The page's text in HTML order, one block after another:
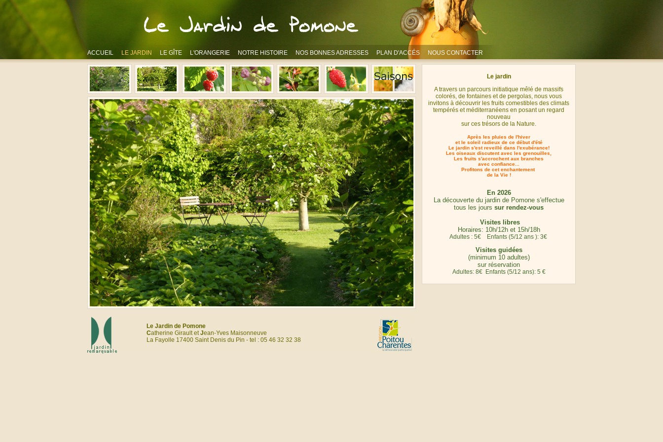
ACCUEIL LE JARDIN LE GÎTE L'ORANGERIE NOTRE HISTOIRE NOS BONNES ADRESSES PLAN D'ACCÉS NOUS CONTACTER
Le jardin
A travers un parcours initiatique mêlé de massifs
colorés, de fontaines et de pergolas, nous vous
invitons à découvrir les fruits comestibles des climats
tempérés et méditerranéens en posant un regard
nouveau
sur ces trésors de la Nature.
Après les pluies de l'hiver
et le soleil radieux de ce début d'été
Le jardin s'est reveillé dans l'exubérance!
Les oiseaux discutent avec les grenouilles,
Les fruits s'accrochent aux branches
avec confiance...
Profitons de cet enchantement
de la Vie !
En 2026
La découverte du jardin de Pomone s'effectue
tous les jours sur rendez-vous
Visites libres
Horaires: 10h/12h et 15h/18h
Adultes : 5€ Enfants (5/12 ans ): 3€
Visites guidées
(minimum 10 adultes)
sur réservation
Adultes: 8€ Enfants (5/12 ans): 5 €
Le Jardin de Pomone
Catherine Girault etJean-Yves Maisonneuve
La Fayolle 17400 Saint Denis du Pin - tel : 05 46 32 32 38